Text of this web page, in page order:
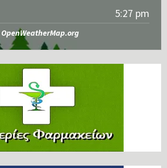
5:27 pm
OpenWeatherMap.org